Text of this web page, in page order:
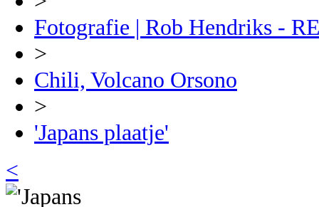
Fotografie | Rob Hendriks -
>
Chili, Volcano Orsono
>
'Japans plaatje'
<